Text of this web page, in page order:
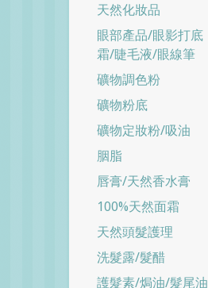
天然化妝品
眼部產品/眼影打底
霜/睫毛液/眼線筆
礦物調色粉
礦物粉底
礦物定妝粉/吸油
胭脂
唇膏/天然香水膏
100%天然面霜
天然頭髮護理
洗髮露/髮醋
護髮素/焗油/髮尾油